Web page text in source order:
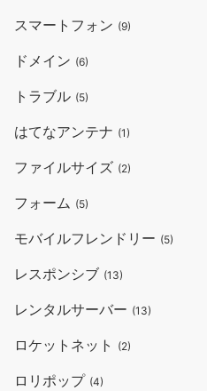
スマートフォン (9)
ドメイン (6)
トラブル (5)
はてなアンテナ (1)
ファイルサイズ (2)
フォーム (5)
モバイルフレンドリー (5)
レスポンシブ (13)
レンタルサーバー (13)
ロケットネット (2)
ロリポップ (4)